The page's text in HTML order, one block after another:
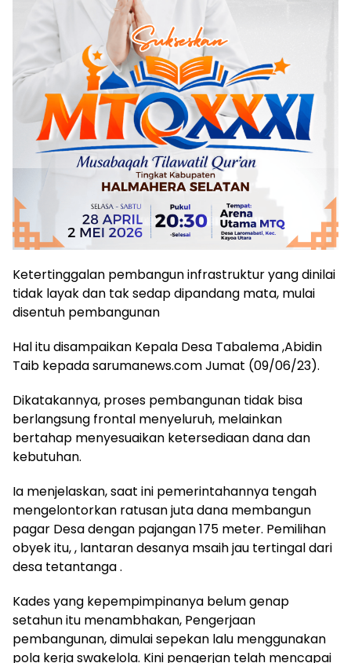
Ketertinggalan pembangun infrastruktur yang dinilai
tidak layak dan tak sedap dipandang mata, mulai
disentuh pembangunan
Hal itu disampaikan Kepala Desa Tabalema ,Abidin
Taib kepada sarumanews.com Jumat (09/06/23).
Dikatakannya, proses pembangunan tidak bisa
berlangsung frontal menyeluruh, melainkan
bertahap menyesuaikan ketersediaan dana dan
kebutuhan.
Ia menjelaskan, saat ini pemerintahannya tengah
mengelontorkan ratusan juta dana membangun
pagar Desa dengan pajangan 175 meter. Pemilihan
obyek itu, , lantaran desanya msaih jau tertingal dari
desa tetantanga .
Kades yang kepempimpinanya belum genap
setahun itu menambhakan, Pengerjaan
pembangunan, dimulai sepekan lalu menggunakan
pola kerja swakelola. Kini pengerjan telah mencapai